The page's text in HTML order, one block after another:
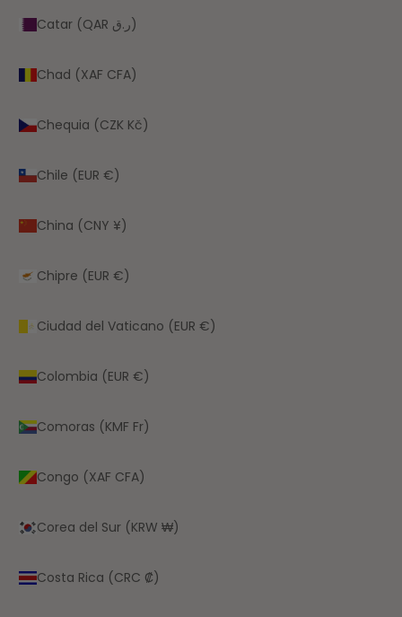
Catar (QAR ر.ق)
Chad (XAF CFA)
Chequia (CZK Kč)
Chile (EUR €)
China (CNY ¥)
Chipre (EUR €)
Ciudad del Vaticano (EUR €)
Colombia (EUR €)
Comoras (KMF Fr)
Congo (XAF CFA)
Corea del Sur (KRW ₩)
Costa Rica (CRC ₡)